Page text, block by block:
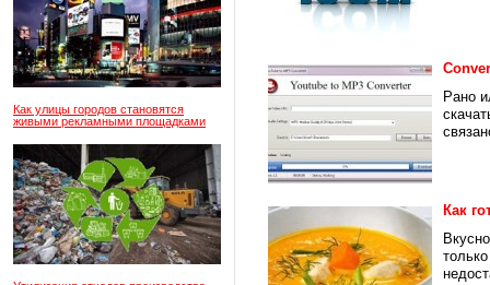
Как улицы городов становятся
живыми рекламными площадками
Рано
Как